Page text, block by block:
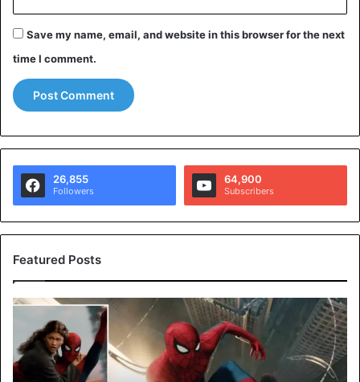
Save my name, email, and website in this browser for the next
time I comment.
26,855
Followers
64,900
Subscribers
Featured Posts
स्पा
र
-